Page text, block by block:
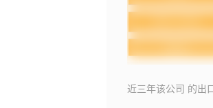
近三年该公司 的出